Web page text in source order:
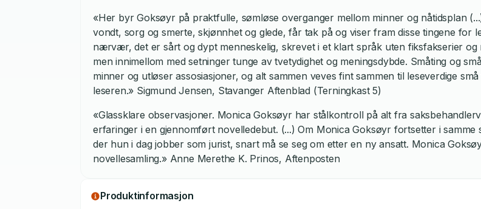
«Her byr Goksøyr på praktfulle, sømløse overganger mellom minner og nåtidsplan
vondt, sorg og smerte, skjønnhet og glede, får tak på og viser fram disse tingene for
nærvær, det er sårt og dypt menneskelig, skrevet i et klart språk uten fiksfakserier og
men innimellom med setninger tunge av tvetydighet og meningsdybde. Småting og
minner og utløser assosiasjoner, og alt sammen veves fint sammen til leseverdige
leseren.» Sigmund Jensen, Stavanger Aftenblad (Terningkast 5)
«Glassklare observasjoner. Monica Goksøyr har stålkontroll på alt fra
erfaringer i en gjennomført novelledebut. (...) Om Monica Goksøyr fortsetter i samme
der hun i dag jobber som jurist, snart må se seg om etter en ny ansatt. Monica
novellesamling.» Anne Merethe K. Prinos, Aftenposten
Produktinformasjon